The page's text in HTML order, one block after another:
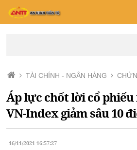
TÀI CHÍNH - NGÂN HÀNG
Áp lực chốt lời cổ
VN-Index giảm sâu 10
16/11/2021 16:57:27